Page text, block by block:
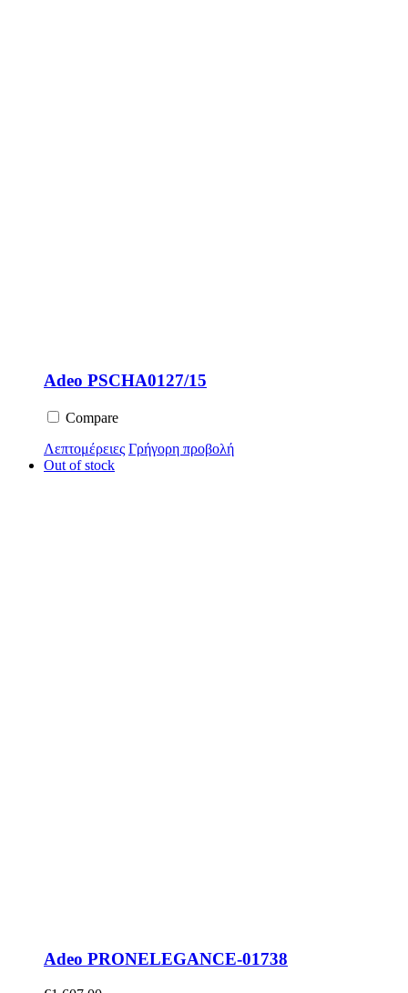
Adeo PSCHA0127/15
Compare
Λεπτομέρειες Γρήγορη προβολή
Out of stock
Adeo PRONELEGANCE-01738